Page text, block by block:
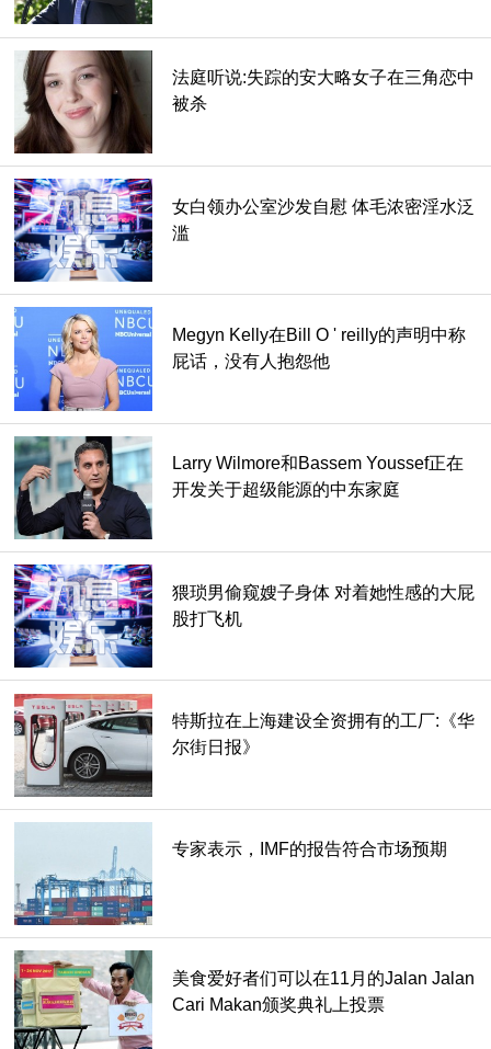
法庭听说:失踪的安大略女子在三角恋中
被杀
女白领办公室沙发自慰 体毛浓密淫水泛
滥
Megyn Kelly在Bill O ' reilly的声明中称
屁话，没有人抱怨他
Larry Wilmore和Bassem Youssef正在
开发关于超级能源的中东家庭
猥琐男偷窥嫂子身体 对着她性感的大屁
股打飞机
特斯拉在上海建设全资拥有的工厂:《华
尔街日报》
专家表示，IMF的报告符合市场预期
美食爱好者们可以在11月的Jalan Jalan
Cari Makan颁奖典礼上投票